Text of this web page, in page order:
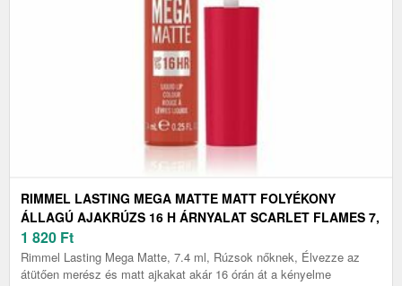
RIMMEL LASTING MEGA MATTE MATT FOLYÉKONY
ÁLLAGÚ AJAKRÚZS 16 H ÁRNYALAT SCARLET FLAMES 7,
4 ML
1 820 Ft
Rimmel Lasting Mega Matte, 7.4 ml, Rúzsok nőknek, Élvezze az
átütően merész és matt ajkakat akár 16 órán át a kényelme